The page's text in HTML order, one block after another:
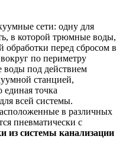
сети: одну для
в которой трюмные воды,
обработки перед сбросом в
по периметру
воды под действием
станцией,
точка
всей системы.
в различных
пневматически с
из системы канализации